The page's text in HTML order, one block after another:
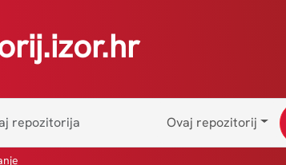
Ovaj repozitorij